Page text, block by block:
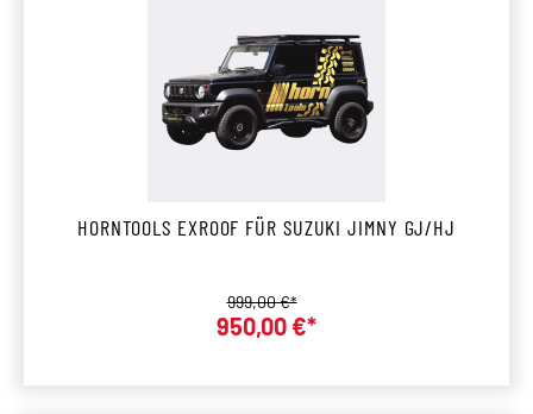
HORNTOOLS EXROOF FÜR SUZUKI JIMNY GJ/HJ
Verkaufspreis:
950,00 €*
Regulärer Preis:
999,00 €*